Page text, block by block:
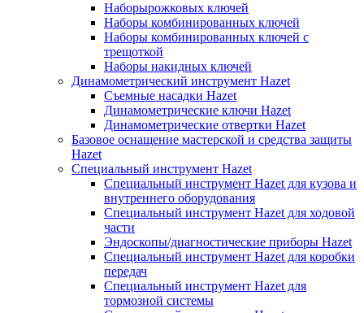
Наборырожковых ключей
Наборы комбинированных ключей
Наборы комбинированных ключей с
трещоткой
Наборы накидных ключей
Динамометрический инструмент Hazet
Съемные насадки Hazet
Динамометрические ключи Hazet
Динамометрические отвертки Hazet
Базовое оснащение мастерской и средства защиты
Hazet
Специальный инструмент Hazet
Специальный инструмент Hazet для кузова и
внутреннего оборудования
Специальный инструмент Hazet для ходовой
части
Эндоскопы/диагностические приборы Hazet
Специальный инструмент Hazet для коробки
передач
Специальный инструмент Hazet для
тормозной системы